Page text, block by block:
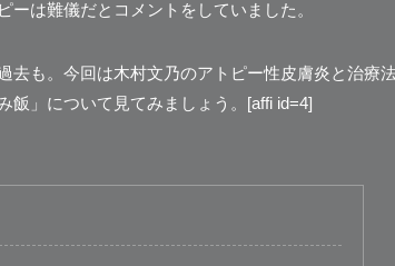
は難儀だとコメントをしていました。
去も。今回は木村文乃のアトピー性皮膚炎と治療
飯」 について見てみましょう。[affi id=4]